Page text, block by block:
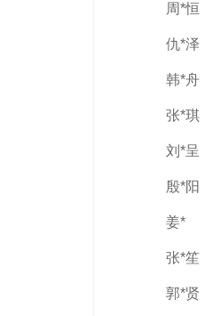
周*恒
仇*泽
韩*舟
张*琪
刘*呈
殷*阳
姜*
张*笙
郭*贤